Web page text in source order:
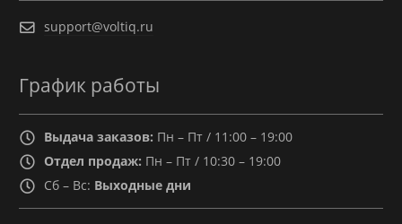
support@voltiq.ru
График работы
Выдача заказов: Пн – Пт / 11:00 – 19:00
Отдел продаж: Пн – Пт / 10:30 – 19:00
Сб – Вс: Выходные дни